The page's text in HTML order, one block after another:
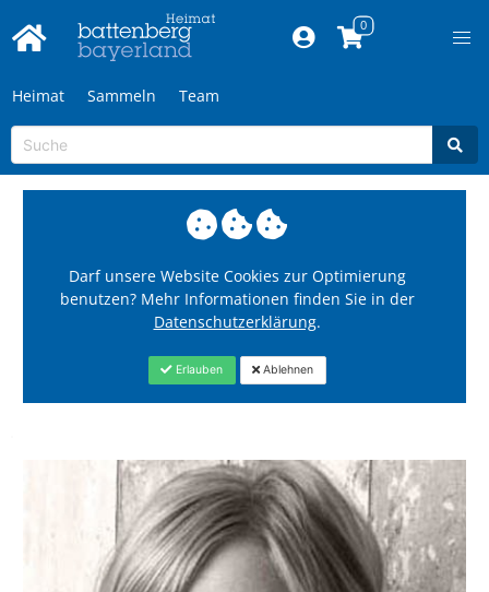
Heimat Sammeln Team
Darf unsere Website Cookies zur Optimierung
benutzen? Mehr Informationen finden Sie in der
Datenschutzerklärung.
Erlauben Ablehnen